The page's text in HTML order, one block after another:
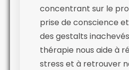
concentrant sur le
prise de conscience
des gestalts
thérapie nous aide à
stress et à retrouver